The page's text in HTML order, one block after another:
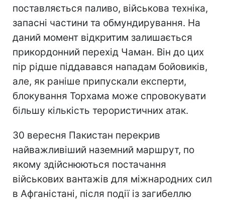
поставляється паливо, військова техніка,
запасні частини та обмундирування. На
даний момент відкритим залишається
прикордонний перехід Чаман. Він до цих
пір рідше піддавався нападам бойовиків,
але, як раніше припускали експерти,
блокування Торхама може спровокувати
більшу кількість терористичних атак.
30 вересня Пакистан перекрив
найважливіший наземний маршрут, по
якому здійснюються постачання
військових вантажів для міжнародних сил
в Афганістані, після події із загибеллю